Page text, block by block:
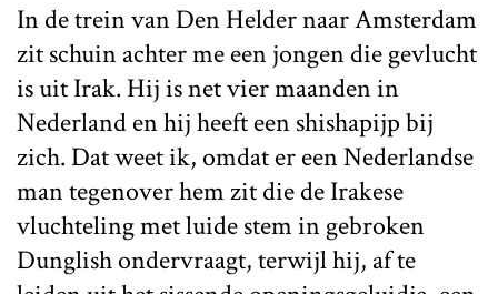
In de trein van Den Helder naar Amsterdam
zit schuin achter me een jongen die gevlucht
is uit Irak. Hij is net vier maanden in
Nederland en hij heeft een shishapijp bij
zich. Dat weet ik, omdat er een Nederlandse
man tegenover hem zit die de Irakese
vluchteling met luide stem in gebroken
Dunglish ondervraagt, terwijl hij, af te